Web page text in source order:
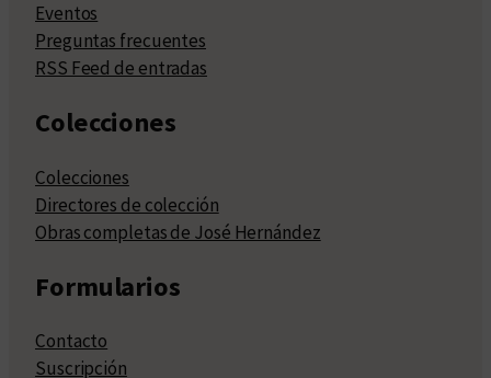
Eventos
Preguntas frecuentes
RSS Feed de entradas
Colecciones
Colecciones
Directores de colección
Obras completas de José Hernández
Formularios
Contacto
Suscripción